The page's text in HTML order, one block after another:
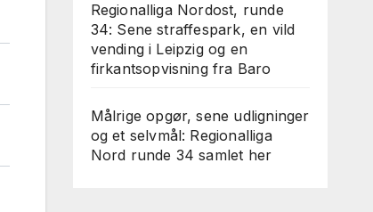
Regionalliga Nordost, runde
34: Sene straffespark, en vild
vending i Leipzig og en
firkantsopvisning fra Baro
Målrige opgør, sene udligninger
og et selvmål: Regionalliga
Nord runde 34 samlet her